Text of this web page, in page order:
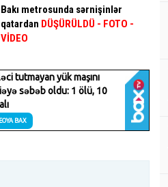
Bakı metrosunda sərnişinlər
qatardan DÜŞÜRÜLDÜ - FOTO -
VİDEO